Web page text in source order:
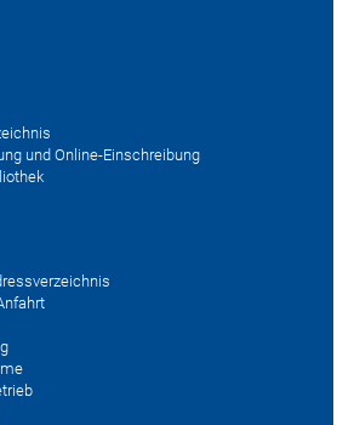
und Online-Einschreibung